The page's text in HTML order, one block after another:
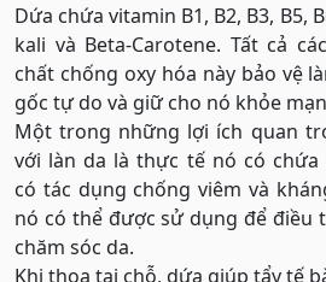
Dứa chứa vitamin B1, B2, B3, B5,
kali và Beta-Carotene. Tất cả
chất chống oxy hóa này bảo vệ
gốc tự do và giữ cho nó khỏe
Một trong những lợi ích quan
với làn da là thực tế nó có chứa
có tác dụng chống viêm và
nó có thể được sử dụng để điều
chăm sóc da.
Khi thoa tại chỗ, dứa giúp tẩy tế